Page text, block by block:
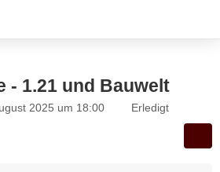
- 1.21 und Bauwelt
2025 um 18:00 Erledigt